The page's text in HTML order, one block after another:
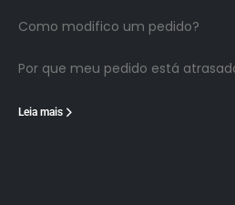
Como modifico um pedido?
Por que meu pedido está
Leia mais